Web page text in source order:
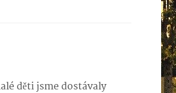
děti jsme dostávaly